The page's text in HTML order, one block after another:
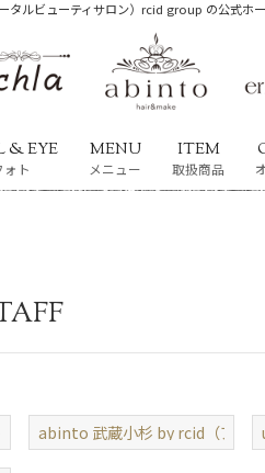
ルビューティサロン）rcid group の公式ホ
& EYE
ォト
MENU
メニュー
ITEM
取扱商品
ンテ）abinto 武蔵小杉 by rcid（アビ